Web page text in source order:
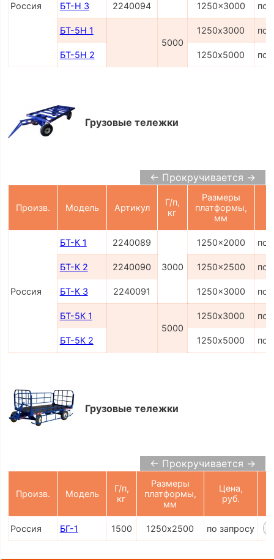
Россия БТ-Н 3 2240094 1250x3000 по
БТ-5Н 1
5000
1250х3000 по
БТ-5Н 2 1250х5000 по
Грузовые тележки
← Прокручивается →
Произв. Модель Артикул
Г/п,
кг
Размеры
платформы,
мм
Россия
БТ-К 1 2240089
3000
1250x2000 по
БТ-К 2 2240090 1250x2500 по
БТ-К 3 2240091 1250x3000 по
БТ-5К 1
5000
1250х3000 по
БТ-5К 2 1250х5000 по
Грузовые тележки
← Прокручивается →
Произв. Модель
Г/п,
кг
Размеры
платформы,
мм
Цена,
руб.
Россия БГ-1 1500 1250х2500 по запросу